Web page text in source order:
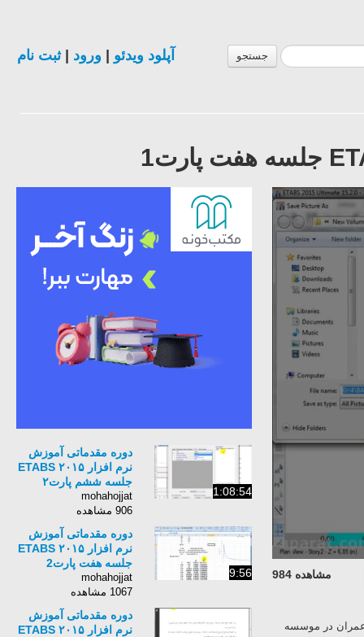
جستجو آپلود ویدئو ورود |ثبت نام
مشاهده 984
عمران در موسسه
1:08:54
دوره مقدماتی آموزش
نرم افزار ETABS ۲۰۱۵
جلسه ششم پارت۲
mohahojjat
906 مشاهده
9:56
دوره مقدماتی آموزش
نرم افزار ETABS ۲۰۱۵
جلسه هفت پارت2
mohahojjat
1067 مشاهده
دوره مقدماتی آموزش
نرم افزار ETABS ۲۰۱۵